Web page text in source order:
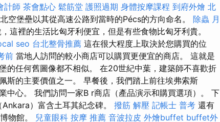
計師 茶會點心 鬆筋堂 護照過期 身體按摩課程 到府外燴 北
空堡壘以其從高速公路到當時的Pécs的方向命名。 除蟲 月
這裡的生活比匈牙利便宜，但是有些食物比匈牙利貴。
seo 台北整骨推薦 這在很大程度上取決於您購買的位
前 當地人訪問的較小商店可以購買更便宜的商店。 這就是
的任何舊圖像都不相似。 在20世紀中葉，建築師不喜歡折
斯的主要價值之一。 早餐後，我們踏上前往埃弗索斯
中心。 我們訪問一家B r商店（產品演示和購買選項）。 下
）富含土耳其紀念碑。 撥筋 解壓 記帳士 普考 還有
物館。
兒童眼科 按摩 推薦 音波拉皮 外燴buffet buffet外